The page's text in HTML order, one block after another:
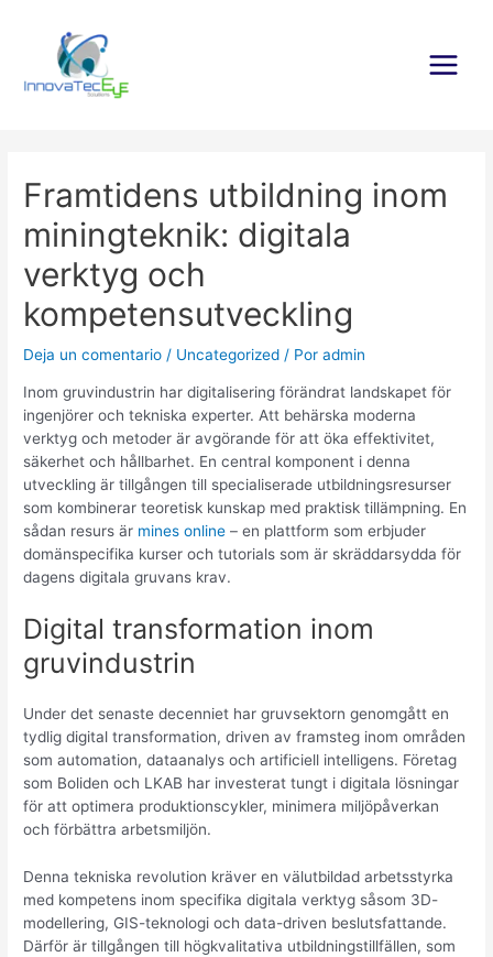
contenido
Main
Framtidens utbildning inom
miningteknik: digitala
verktyg och
kompetensutveckling
Deja un comentario / Uncategorized / Poradmin
Inom gruvindustrin har digitalisering förändrat landskapet för
ingenjörer och tekniska experter. Att behärska moderna
verktyg och metoder är avgörande för att öka effektivitet,
säkerhet och hållbarhet. En central komponent i denna
utveckling är tillgången till specialiserade utbildningsresurser
som kombinerar teoretisk kunskap med praktisk tillämpning. En
sådan resurs är mines online – en plattform som erbjuder
domänspecifika kurser och tutorials som är skräddarsydda för
dagens digitala gruvans krav.
Digital transformation inom
gruvindustrin
Under det senaste decenniet har gruvsektorn genomgått en
tydlig digital transformation, driven av framsteg inom områden
som automation, dataanalys och artificiell intelligens. Företag
som Boliden och LKAB har investerat tungt i digitala lösningar
för att optimera produktionscykler, minimera miljöpåverkan
och förbättra arbetsmiljön.
Denna tekniska revolution kräver en välutbildad arbetsstyrka
med kompetens inom specifika digitala verktyg såsom 3D-
modellering, GIS-teknologi och data-driven beslutsfattande.
Därför är tillgången till högkvalitativa utbildningstillfällen, som